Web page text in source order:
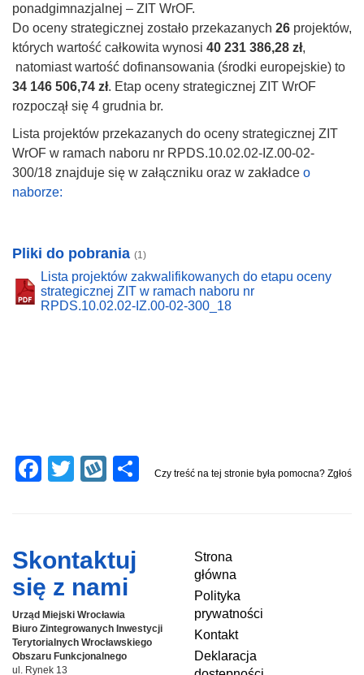
ponadgimnazjalnej – ZIT WrOF.
Do oceny strategicznej zostało przekazanych 26 projektów,
których wartość całkowita wynosi 40 231 386,28 zł,
natomiast wartość dofinansowania (środki europejskie) to
34 146 506,74 zł. Etap oceny strategicznej ZIT WrOF
rozpoczął się 4 grudnia br.
Lista projektów przekazanych do oceny strategicznej ZIT
WrOF w ramach naboru nr RPDS.10.02.02-IZ.00-02-
300/18 znajduje się w załączniku oraz w zakładce o
naborze:
F
b
o
o
k
T
er
W
p
S
Pliki do pobrania (1)
Lista projektów zakwalifikowanych do etapu oceny
strategicznej ZIT w ramach naboru nr
RPDS.10.02.02-IZ.00-02-300_18
Czy treść na tej stronie była pomocna? Zgłoś
Skontaktuj
się z nami
Urząd Miejski Wrocławia
Biuro Zintegrowanych Inwestycji
Terytorialnych Wrocławskiego
Obszaru Funkcjonalnego
ul. Rynek 13
Strona
główna
Polityka
prywatności
Kontakt
Deklaracja